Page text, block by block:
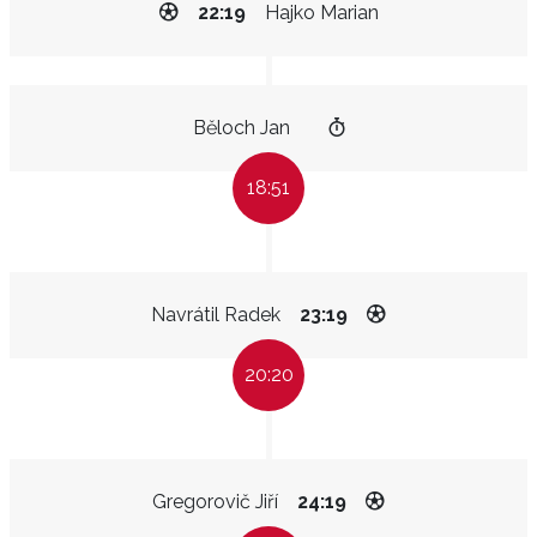
Hajko Marian
22:19
Běloch Jan
18:51
Navrátil Radek 23:19
20:20
Gregorovič Jiří 24:19